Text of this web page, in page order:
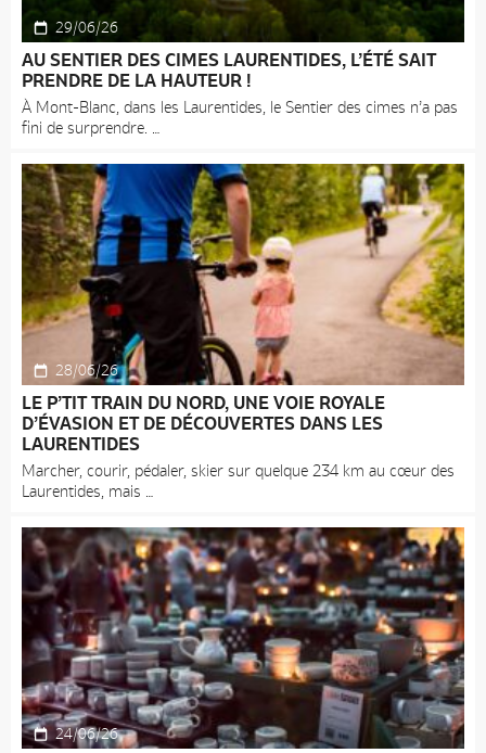
29/06/26
AU SENTIER DES CIMES LAURENTIDES, L’ÉTÉ SAIT
PRENDRE DE LA HAUTEUR !
À Mont-Blanc, dans les Laurentides, le Sentier des cimes n’a pas
fini de surprendre.
28/06/26
LE P’TIT TRAIN DU NORD, UNE VOIE ROYALE
D’ÉVASION ET DE DÉCOUVERTES DANS LES
LAURENTIDES
Marcher, courir, pédaler, skier sur quelque 234 km au cœur des
Laurentides, mais
24/06/26